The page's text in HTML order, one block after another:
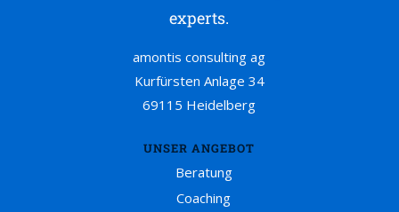
experts.
amontis consulting ag
Kurfürsten Anlage 34
69115 Heidelberg
UNSER ANGEBOT
Beratung
Coaching